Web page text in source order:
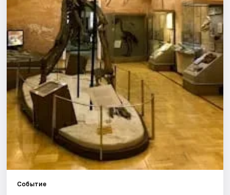
Города
Площадки
Артисты
Рейтинги
Событие